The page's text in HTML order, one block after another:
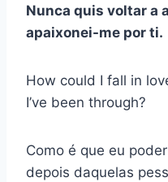
Nunca quis voltar a
apaixonei-me por ti.
How could I fall in
I’ve been through?
Como é que eu
depois daquelas